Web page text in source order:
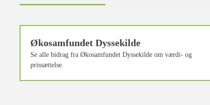
Økosamfundet Dyssekilde
Se alle bidrag fra Økosamfundet Dyssekilde om værdi- og
prissættelse.